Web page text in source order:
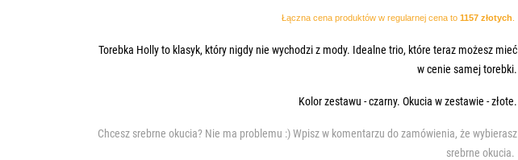
Łączna cena produktów w regularnej cena to 1157 złotych
Torebka Holly to klasyk, który nigdy nie wychodzi z mody. Idealne trio, które teraz możesz mieć
w cenie samej torebki.
Kolor zestawu - czarny. Okucia w zestawie - złote.
Chcesz srebrne okucia? Nie ma problemu :) Wpisz w komentarzu do zamówienia, że wybierasz
srebrne okucia.